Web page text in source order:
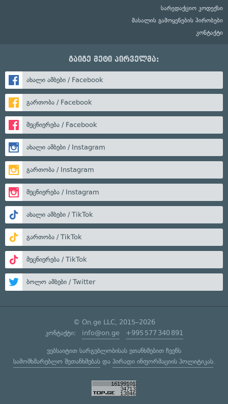
სარედაქციო კოდექსი
მასალის გამოყენების პირობები
კონტაქტი
გაიგე მეტი პირველმა:
ახალი ამბები / Facebook
გართობა / Facebook
მეცნიერება / Facebook
ახალი ამბები / Instagram
გართობა / Instagram
მეცნიერება / Instagram
ახალი ამბები / TikTok
გართობა / TikTok
მეცნიერება / TikTok
ბოლო ამბები / Twitter
© On.ge LLC, 2015–2026
კონტაქტი: info@on.ge +995 577 340 891
ვებსაიტით სარგებლობისას ეთანხმებით ჩვენს
სამომხმარებლო შეთანხმებასდა პირადი ინფორმაციის პოლიტიკას.